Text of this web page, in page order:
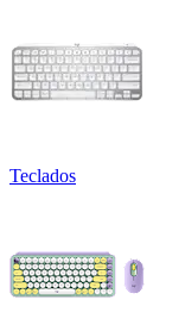
Teclados